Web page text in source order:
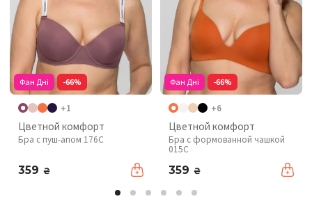
Фан Дні -66%
+1
Цветной комфорт
Бра с пуш-апом 176C
359 ₴
Фан Дні -66%
+6
Цветной комфорт
Бра с формованной чашкой
015C
359 ₴